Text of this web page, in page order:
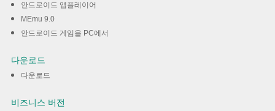
안드로이드 앱플레이어
MEmu 9.0
안드로이드 게임을 PC에서
다운로드
다운로드
비즈니스 버전